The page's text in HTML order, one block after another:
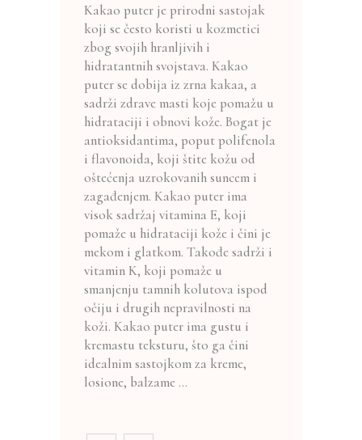
Kakao puter je prirodni sastojak
koji se često koristi u kozmetici
zbog svojih hranljivih i
hidratantnih svojstava. Kakao
puter se dobija iz zrna kakaa, a
sadrži zdrave masti koje pomažu u
hidrataciji i obnovi kože. Bogat je
antioksidantima, poput polifenola
i flavonoida, koji štite kožu od
oštećenja uzrokovanih suncem i
zagađenjem. Kakao puter ima
visok sadržaj vitamina E, koji
pomaže u hidrataciji kože i čini je
mekom i glatkom. Takođe sadrži i
vitamin K, koji pomaže u
smanjenju tamnih kolutova ispod
očiju i drugih nepravilnosti na
koži. Kakao puter ima gustu i
kremastu teksturu, što ga čini
idealnim sastojkom za kreme,
losione, balzame